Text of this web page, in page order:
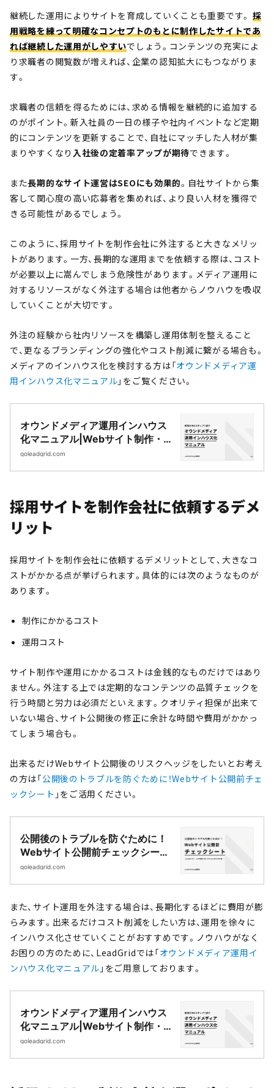
継続した運用によりサイトを育成していくことも重要です。 採
用戦略を練って明確なコンセプトのもとに制作したサイトであ
れば継続した運用がしやすいでしょう。コンテンツの充実によ
り求職者の閲覧数が増えれば、企業の認知拡大にもつながりま
す。
求職者の信頼を得るためには、求める情報を継続的に追加する
のがポイント。新入社員の一日の様子や社内イベントなど定期
的にコンテンツを更新することで、自社にマッチした人材が集
まりやすくなり 入社後の定着率アップが期待できます。
また長期的なサイト運営はSEOにも効果的。自社サイトから集
客して関心度の高い応募者を集めれば、より良い人材を獲得で
きる可能性があるでしょう。
このように、採用サイトを制作会社に外注すると大きなメリッ
トがあります。一方、長期的な運用までを依頼する際は、コスト
が必要以上に嵩んでしまう危険性があります。メディア運用に
対するリソースがなく外注する場合は他者からノウハウを吸収
していくことが大切です。
外注の経験から社内リソースを構築し運用体制を整えること
で、更なるブランディングの強化やコスト削減に繋がる場合も。
メディアのインハウス化を検討する方は「オウンドメディア運
用インハウス化マニュアル」をご覧ください。
オウンドメディア運用インハウス
化マニュアル|Webサイト制作・
CMS開発｜LeadGrid
goleadgrid.com
採用サイトを制作会社に依頼するデメ
リット
採用サイトを制作会社に依頼するデメリットとして、大きなコ
ストがかかる点が挙げられます。具体的には次のようなものが
あります。
制作にかかるコスト
運用コスト
サイト制作や運用にかかるコストは金銭的なものだけではあり
ません。外注する上では定期的なコンテンツの品質チェックを
行う時間と労力は必須だといえます。クオリティ担保が出来て
いない場合、サイト公開後の修正に余計な時間や費用がかかっ
てしまう場合も。
出来るだけWebサイト公開後のリスクヘッジをしたいとお考え
の方は「公開後のトラブルを防ぐために！Webサイト公開前チェ
ックシート 」をご活用ください。
公開後のトラブルを防ぐために！
Webサイト公開前チェックシー
ト|Webサイト制作・CMS開発｜
goleadgrid.com
また、サイト運用を外注する場合は、長期化するほどに費用が膨
らみます。出来るだけコスト削減をしたい方は、運用を徐々に
インハウス化させていくことがおすすめです。ノウハウがなく
お困りの方のために、LeadGridでは「オウンドメディア運用イ
ンハウス化マニュアル 」をご用意しております。
オウンドメディア運用インハウス
化マニュアル|Webサイト制作・
CMS開発｜LeadGrid
goleadgrid.com